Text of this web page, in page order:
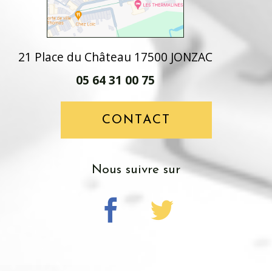
21 Place du Château 17500 JONZAC
05 64 31 00 75
CONTACT
nous suivre sur